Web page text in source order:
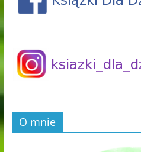
O mnie